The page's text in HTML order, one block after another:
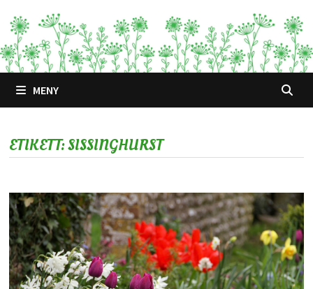
till
innehåll
MENY
ETIKETT:SISSINGHURST